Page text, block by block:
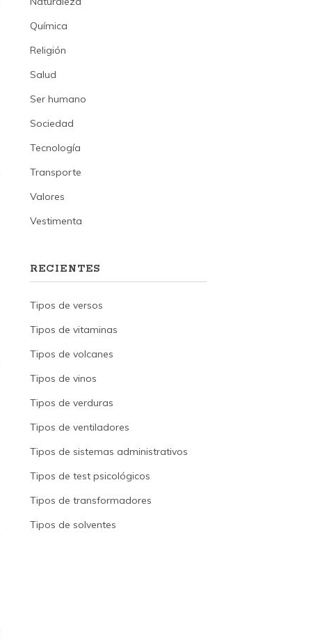
Química
Religión
Salud
Ser humano
Sociedad
Tecnología
Transporte
Valores
Vestimenta
RECIENTES
Tipos de versos
Tipos de vitaminas
Tipos de volcanes
Tipos de vinos
Tipos de verduras
Tipos de ventiladores
Tipos de sistemas administrativos
Tipos de test psicológicos
Tipos de transformadores
Tipos de solventes